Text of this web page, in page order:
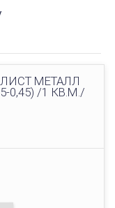
МЕТАЛЛ
0,45) /1 КВ.М./